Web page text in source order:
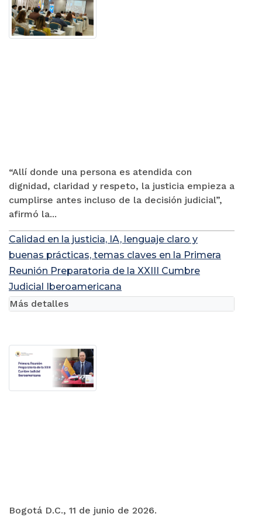
“Allí donde una persona es atendida con
dignidad, claridad y respeto, la justicia empieza a
cumplirse antes incluso de la decisión judicial”,
afirmó la...
Calidad en la justicia, IA, lenguaje claro y
buenas prácticas, temas claves en la Primera
Reunión Preparatoria de la XXIII Cumbre
Judicial Iberoamericana
Bogotá D.C., 11 de junio de 2026.
Más detalles